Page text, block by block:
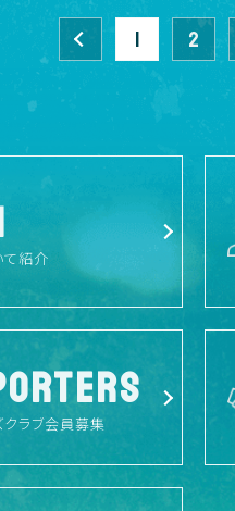
前へ1 2
て紹介
ラブ会員募集